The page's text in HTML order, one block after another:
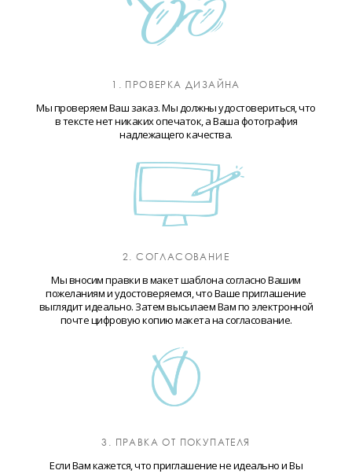
1. ПРОВЕРКА ДИЗАЙНА
Мы проверяем Ваш заказ. Мы должны удостовериться, что
в тексте нет никаких опечаток, а Ваша фотография
надлежащего качества.
2. СОГЛАСОВАНИЕ
Мы вносим правки в макет шаблона согласно Вашим
пожеланиям и удостоверяемся, что Ваше приглашение
выглядит идеально. Затем высылаем Вам по электронной
почте цифровую копию макета на согласование.
3. ПРАВКА ОТ ПОКУПАТЕЛЯ
Если Вам кажется, что приглашение не идеально и Вы